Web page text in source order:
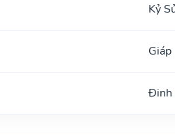
Kỷ
Đinh